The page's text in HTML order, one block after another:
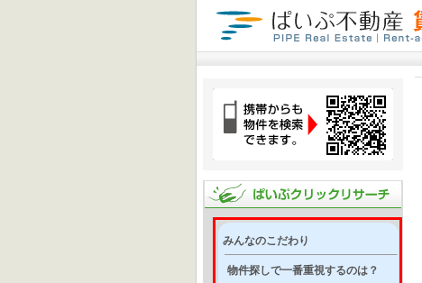
みんなのこだわり
物件探しで一番重視するのは？